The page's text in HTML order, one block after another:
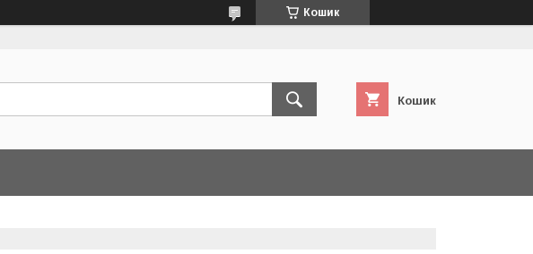
Кошик
Кошик